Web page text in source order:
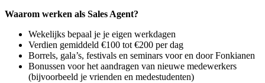
Waarom werken als Sales Agent?
Wekelijks bepaal je je eigen werkdagen
Verdien gemiddeld €100 tot €200 per dag
Borrels, gala’s, festivals en seminars voor en door Fonkianen
Bonussen voor het aandragen van nieuwe medewerkers
(bijvoorbeeld je vrienden en medestudenten)